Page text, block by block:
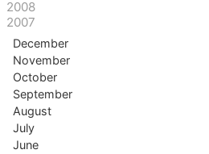
2008
2007
December
November
October
September
August
July
June